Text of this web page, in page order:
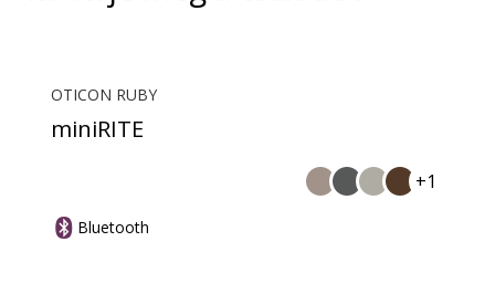
OTICON RUBY
miniRITE
+1
Bluetooth